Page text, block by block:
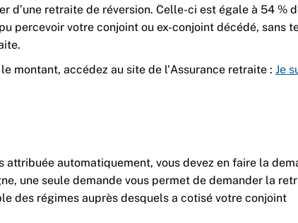
d’une retraite de réversion. Celle-ci est égale à 54 %
percevoir votre conjoint ou ex-conjoint décédé, sans
montant, accédez au site de l'Assurance retraite : Je
attribuée automatiquement, vous devez en faire la
une seule demande vous permet de demander la
des régimes auprès desquels a cotisé votre conjoint